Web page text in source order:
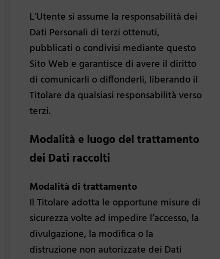
L’Utente si assume la responsabilità dei
Dati Personali di terzi ottenuti,
pubblicati o condivisi mediante questo
Sito Web e garantisce di avere il diritto
di comunicarli o diffonderli, liberando il
Titolare da qualsiasi responsabilità verso
terzi.
Modalità e luogo del trattamento
dei Dati raccolti
Modalità di trattamento
Il Titolare adotta le opportune misure di
sicurezza volte ad impedire l’accesso, la
divulgazione, la modifica o la
distruzione non autorizzate dei Dati